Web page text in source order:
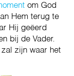
om God
Hem terug te
Hij geëerd
bij de Vader.
zijn waar het